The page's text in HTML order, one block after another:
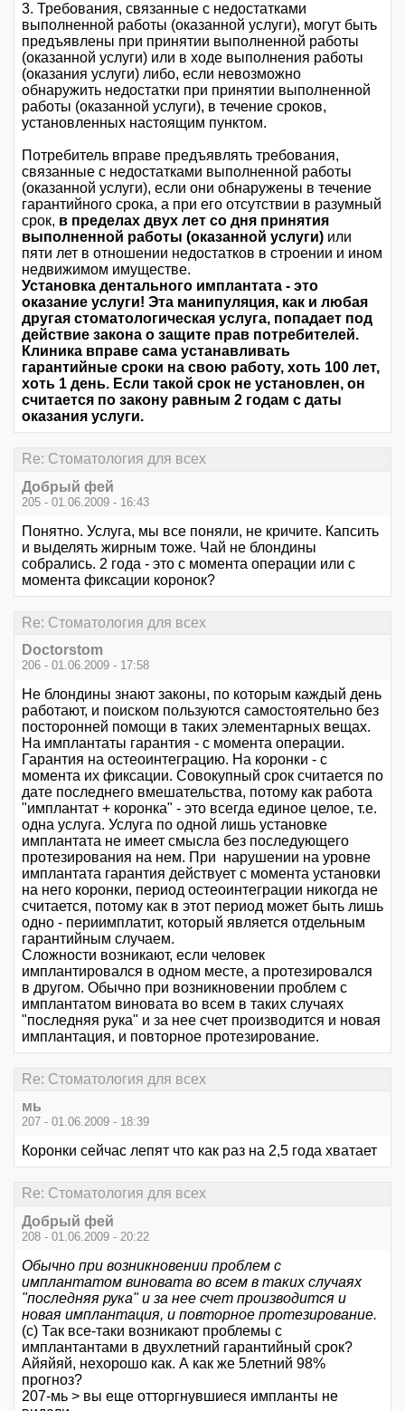
3. Требования, связанные с недостатками
выполненной работы (оказанной услуги), могут быть
предъявлены при принятии выполненной работы
(оказанной услуги) или в ходе выполнения работы
(оказания услуги) либо, если невозможно
обнаружить недостатки при принятии выполненной
работы (оказанной услуги), в течение сроков,
установленных настоящим пунктом.
Потребитель вправе предъявлять требования,
связанные с недостатками выполненной работы
(оказанной услуги), если они обнаружены в течение
гарантийного срока, а при его отсутствии в разумный
срок, в пределах двух лет со дня принятия
выполненной работы (оказанной услуги) или
пяти лет в отношении недостатков в строении и ином
недвижимом имуществе.
Установка дентального имплантата - это
оказание услуги! Эта манипуляция, как и любая
другая стоматологическая услуга, попадает под
действие закона о защите прав потребителей.
Клиника вправе сама устанавливать
гарантийные сроки на свою работу, хоть 100 лет,
хоть 1 день. Если такой срок не установлен, он
считается по закону равным 2 годам с даты
оказания услуги.
Re: Стоматология для всех
Добрый фей
205 - 01.06.2009 - 16:43
Понятно. Услуга, мы все поняли, не кричите. Капсить
и выделять жирным тоже. Чай не блондины
собрались. 2 года - это с момента операции или с
момента фиксации коронок?
Re: Стоматология для всех
Doctorstom
206 - 01.06.2009 - 17:58
Не блондины знают законы, по которым каждый день
работают, и поиском пользуются самостоятельно без
посторонней помощи в таких элементарных вещах.
На имплантаты гарантия - с момента операции.
Гарантия на остеоинтеграцию. На коронки - с
момента их фиксации. Совокупный срок считается по
дате последнего вмешательства, потому как работа
"имплантат + коронка" - это всегда единое целое, т.е.
одна услуга. Услуга по одной лишь установке
имплантата не имеет смысла без последующего
протезирования на нем. При нарушении на уровне
имплантата гарантия действует с момента установки
на него коронки, период остеоинтеграции никогда не
считается, потому как в этот период может быть лишь
одно - периимплатит, который является отдельным
гарантийным случаем.
Сложности возникают, если человек
имплантировался в одном месте, а протезировался
в другом. Обычно при возникновении проблем с
имплантатом виновата во всем в таких случаях
"последняя рука" и за нее счет производится и новая
имплантация, и повторное протезирование.
Re: Стоматология для всех
мь
207 - 01.06.2009 - 18:39
Коронки сейчас лепят что как раз на 2,5 года хватает
Re: Стоматология для всех
Добрый фей
208 - 01.06.2009 - 20:22
Обычно при возникновении проблем с
имплантатом виновата во всем в таких случаях
"последняя рука" и за нее счет производится и
новая имплантация, и повторное протезирование.
(с) Так все-таки возникают проблемы с
имплантантами в двухлетний гарантийный срок?
Айяйяй, нехорошо как. А как же 5летний 98%
прогноз?
207-мь > вы еще отторгнувшиеся импланты не